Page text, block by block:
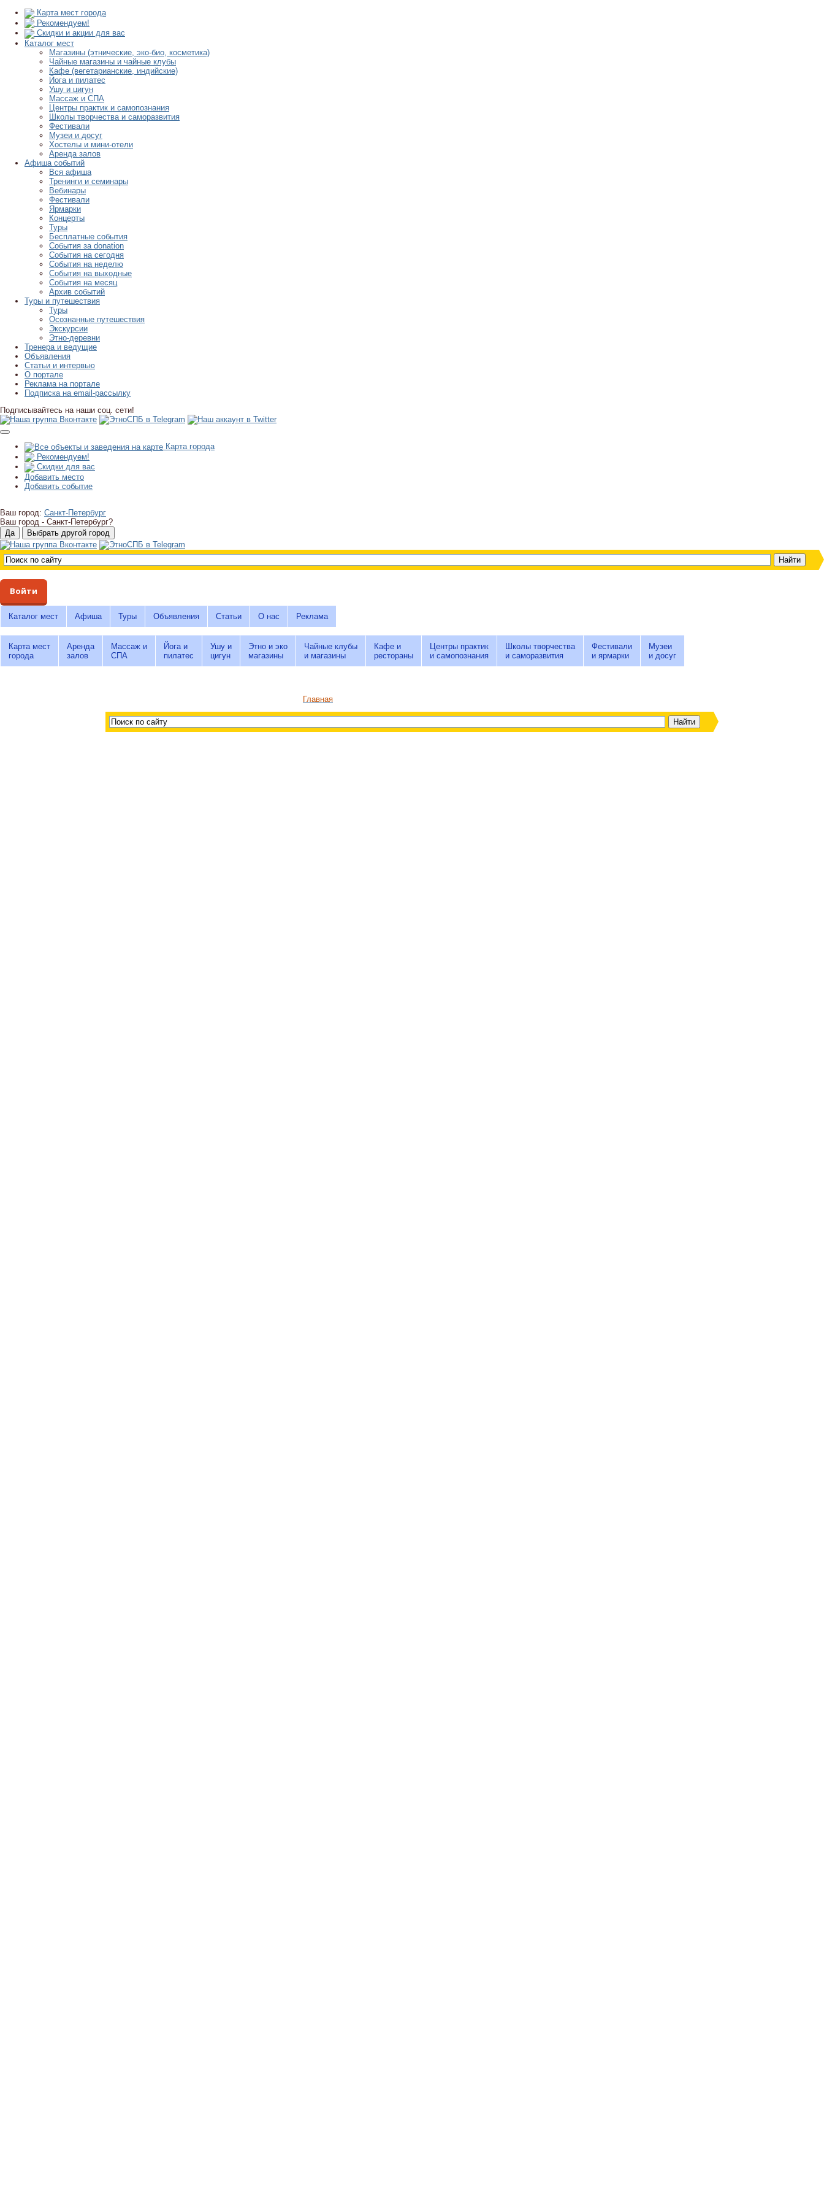
Карта мест города
Рекомендуем!
Скидки и акции для вас
Каталог мест
Магазины (этнические, эко-био, косметика)
Чайные магазины и чайные клубы
Кафе (вегетарианские, индийские)
Йога и пилатес
Ушу и цигун
Массаж и СПА
Центры практик и самопознания
Школы творчества и саморазвития
Фестивали
Музеи и досуг
Хостелы и мини-отели
Аренда залов
Афиша событий
Вся афиша
Тренинги и семинары
Вебинары
Фестивали
Ярмарки
Концерты
Туры
Бесплатные события
События за donation
События на сегодня
События на неделю
События на выходные
События на месяц
Архив событий
Туры и путешествия
Туры
Осознанные путешествия
Экскурсии
Этно-деревни
Тренера и ведущие
Объявления
Статьи и интервью
О портале
Реклама на портале
Подписка на email-рассылку
Подписывайтесь на наши соц. сети!
Карта города
Рекомендуем!
Скидки для вас
Добавить место
Добавить событие
Ваш город: Санкт-Петербург
Ваш город - Санкт-Петербург?
Войти
Каталог мест Афиша Туры Объявления Статьи О нас Реклама
Карта мест
города
Аренда
залов
Массаж и
СПА
Йога и
пилатес
Ушу и
цигун
Этно и эко
магазины
Чайные клубы
и магазины
Кафе и
рестораны
Центры практик
и самопознания
Школы творчества
и саморазвития
Фестивали
и ярмарки
Музеи
и досуг
Главная